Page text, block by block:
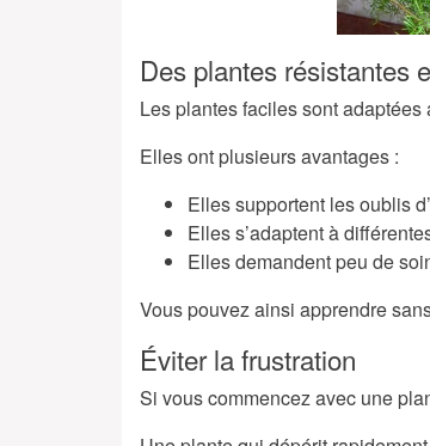
Des plantes résistantes
Les plantes faciles sont adaptées
Elles ont plusieurs avantages :
Elles supportent les oublis
Elles s’adaptent à
Elles demandent peu de
Vous pouvez ainsi apprendre
Éviter la frustration
Si vous commencez avec une